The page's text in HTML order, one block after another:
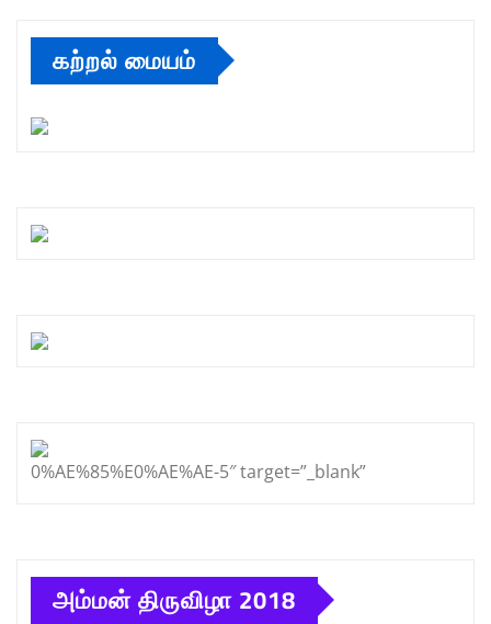
கற்றல் மையம்
0%AE%85%E0%AE%AE-5″ target=”_blank”
அம்மன் திருவிழா 2018